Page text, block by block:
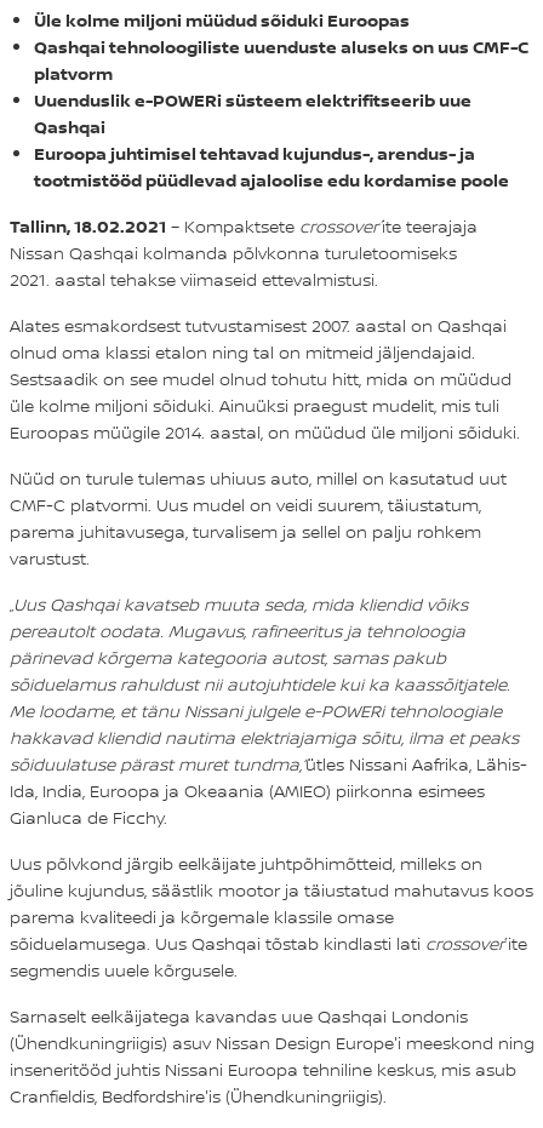
Üle kolme miljoni müüdud sõiduki Euroopas
Qashqai tehnoloogiliste uuenduste aluseks on uus CMF-C
platvorm
Uuenduslik e-POWERi süsteem elektrifitseerib uue
Qashqai
Euroopa juhtimisel tehtavad kujundus-, arendus- ja
tootmistööd püüdlevad ajaloolise edu kordamise poole
Tallinn, 18.02.2021 – Kompaktsete crossover´ite teerajaja
Nissan Qashqai kolmanda põlvkonna turuletoomiseks
2021. aastal tehakse viimaseid ettevalmistusi.
Alates esmakordsest tutvustamisest 2007. aastal on Qashqai
olnud oma klassi etalon ning tal on mitmeid jäljendajaid.
Sestsaadik on see mudel olnud tohutu hitt, mida on müüdud
üle kolme miljoni sõiduki. Ainuüksi praegust mudelit, mis tuli
Euroopas müügile 2014. aastal, on müüdud üle miljoni sõiduki.
Nüüd on turule tulemas uhiuus auto, millel on kasutatud uut
CMF-C platvormi. Uus mudel on veidi suurem, täiustatum,
parema juhitavusega, turvalisem ja sellel on palju rohkem
varustust.
„Uus Qashqai kavatseb muuta seda, mida kliendid võiks
pereautolt oodata. Mugavus, rafineeritus ja tehnoloogia
pärinevad kõrgema kategooria autost, samas pakub
sõiduelamus rahuldust nii autojuhtidele kui ka kaassõitjatele.
Me loodame, et tänu Nissani julgele e-POWERi tehnoloogiale
hakkavad kliendid nautima elektriajamiga sõitu, ilma et peaks
sõiduulatuse pärast muret tundma,“ütles Nissani Aafrika, Lähis-
Ida, India, Euroopa ja Okeaania (AMIEO) piirkonna esimees
Gianluca de Ficchy.
Uus põlvkond järgib eelkäijate juhtpõhimõtteid, milleks on
jõuline kujundus, säästlik mootor ja täiustatud mahutavus koos
parema kvaliteedi ja kõrgemale klassile omase
sõiduelamusega. Uus Qashqai tõstab kindlasti lati crossover´ite
segmendis uuele kõrgusele.
Sarnaselt eelkäijatega kavandas uue Qashqai Londonis
(Ühendkuningriigis) asuv Nissan Design Europe'i meeskond ning
inseneritööd juhtis Nissani Euroopa tehniline keskus, mis asub
Cranfieldis, Bedfordshire'is (Ühendkuningriigis).